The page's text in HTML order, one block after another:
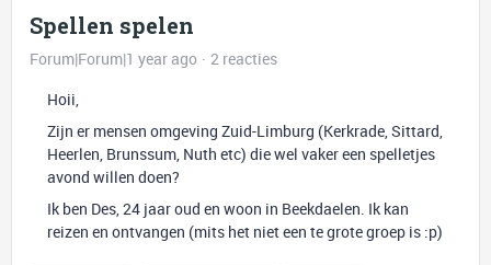
Spellen spelen
Forum|Forum|1 year ago
2 reacties
Hoii,
Zijn er mensen omgeving Zuid-Limburg (Kerkrade, Sittard,
Heerlen, Brunssum, Nuth etc) die wel vaker een spelletjes
avond willen doen?
Ik ben Des, 24 jaar oud en woon in Beekdaelen. Ik kan
reizen en ontvangen (mits het niet een te grote groep is :p)